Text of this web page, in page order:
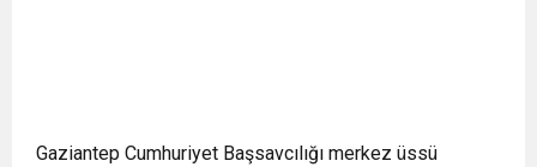
Gaziantep Cumhuriyet Başsavcılığı merkez üssü